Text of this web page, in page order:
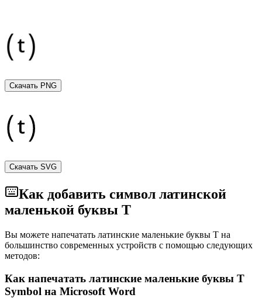
Скачать PNG
Скачать SVG
Как добавить символ латинской
маленькой буквы T
Вы можете напечатать латинские маленькие буквы T на
большинство современных устройств с помощью следующих
методов:
Как напечатать латинские маленькие буквы T
Symbol на Microsoft Word